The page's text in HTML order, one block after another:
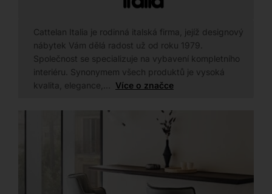
Cattelan Italia je rodinná italská firma, jejíž designový
nábytek Vám dělá radost už od roku 1979.
Společnost se specializuje na vybavení kompletního
interiéru. Synonymem všech produktů je vysoká
kvalita, elegance,… Více o značce